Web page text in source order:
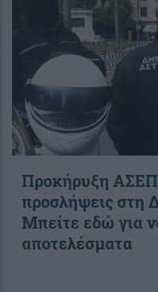
Προκήρυξη ΑΣΕΠ
προσλήψεις στη
Μπείτε εδώ για
αποτελέσματα